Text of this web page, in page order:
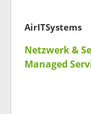
AirITSystems
Netzwerk &
Managed